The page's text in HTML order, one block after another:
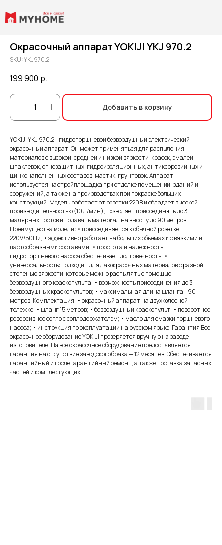
Окрасочный аппарат YOKIJI YKJ 970.2
SKU:YKJ970.2
199 900 р.
Добавить в корзину
YOKIJI YKJ 970.2 – гидропоршневой безвоздушный электрический
окрасочный аппарат. Он может применяться для распыления
материалов с высокой, средней и низкой вязкости: красок, эмалей,
шпаклевок, огнезащитных, гидроизоляционных, антикоррозийных и
цинконаполненных составов, мастик, грунтовок. Аппарат
используется на стройплощадка при отделке помещений, зданий и
сооружений, а также на производствах при покраске больших
конструкций. Модель работает от розетки 220B и обладает высокой
производительностью (10 л/мин); позволяет присоединять до 3
малярных постов и подавать материал на высоту до 90 метров.
Преимущества модели: • присоединяется к обычной розетке
220V/50Hz; • эффективно работает на больших объемах и с вязкими и
пастообразными составами; • простота и надежность
гидропоршневого насоса обеспечивает долговечность; •
универсальность: подходит для лакокрасочных материалов с разной
степенью вязкости, которые можно распылять с помощью
безвоздушного краскопульта; • возможность присоединения до 3
безвоздушных краскопультов; • максимальная длина шланга - 90
метров. Комплектация: • окрасочный аппарат на двухколесной
тележке; • шланг 15 метров; • безвоздушный краскопульт; • поворотное
реверсивное сопло с соплодержателем; • масло для смазки поршневого
насоса; • инструкция по эксплуатации на русском языке. Гарантия Все
окрасочное оборудование YOKIJI проверяется вручную на заводе-
изготовителе. На все окрасочное оборудование предоставляется
гарантия на отсутствие заводского брака — 12 месяцев. Обеспечивается
гарантийный и послегарантийный ремонт, а также поставка запасных
частей и комплектующих.